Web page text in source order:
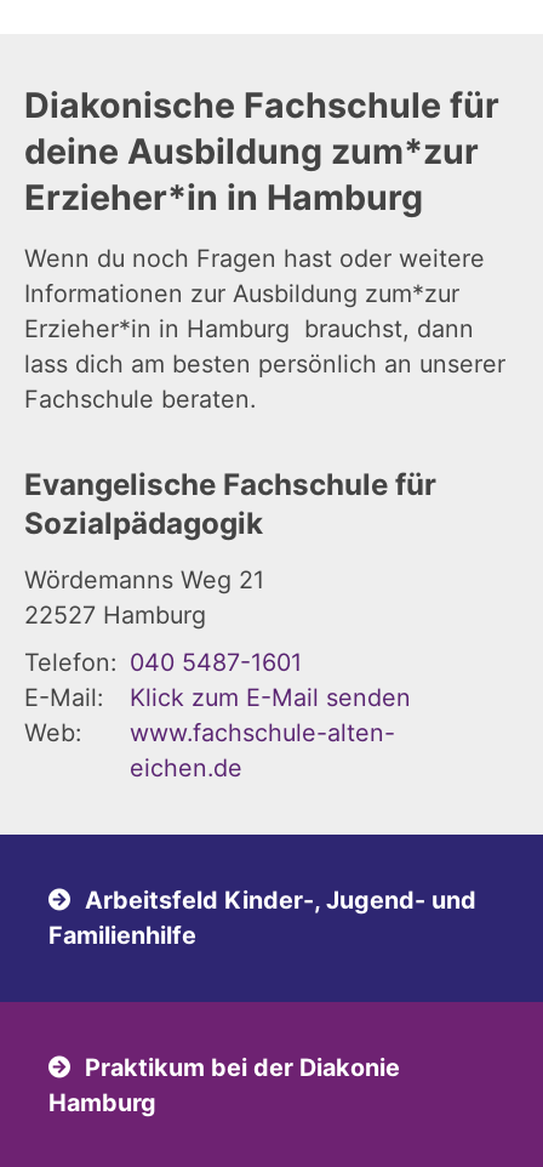
Diakonische Fachschule für
deine Ausbildung zum*zur
Erzieher*in in Hamburg
Wenn du noch Fragen hast oder weitere
Informationen zur Ausbildung zum*zur
Erzieher*in in Hamburg brauchst, dann
lass dich am besten persönlich an unserer
Fachschule beraten.
Evangelische Fachschule für
Sozialpädagogik
Wördemanns Weg 21
22527 Hamburg
Telefon: 040 5487-1601
E-Mail:
Klick zum E-Mail senden
Web:
www.fachschule-alten-
eichen.de
Praktikum bei der Diakonie
Hamburg
Arbeitsfeld Kinder-, Jugend- und
Familienhilfe